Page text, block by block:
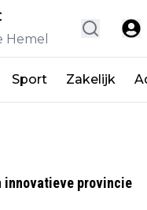
Hemel
Sport Zakelijk
innovatieve provincie